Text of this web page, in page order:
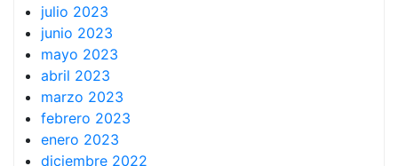
julio 2023
junio 2023
mayo 2023
abril 2023
marzo 2023
febrero 2023
enero 2023
diciembre 2022